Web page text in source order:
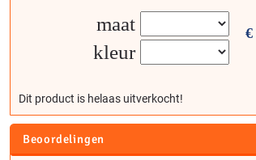
€
maat
kleur
Dit product is helaas uitverkocht!
Beoordelingen